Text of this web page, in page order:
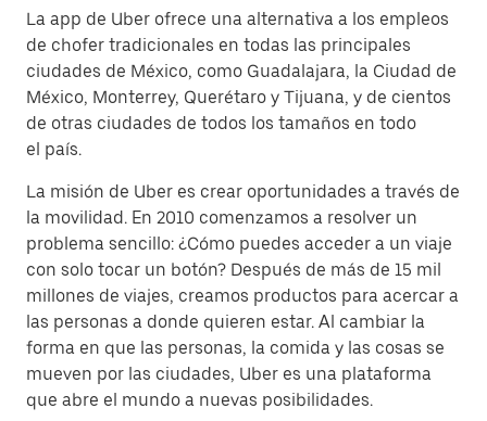
La app de Uber ofrece una alternativa a los empleos
de chofer tradicionales en todas las principales
ciudades de México, como Guadalajara, la Ciudad de
México, Monterrey, Querétaro y Tijuana, y de cientos
de otras ciudades de todos los tamaños en todo
el país.
La misión de Uber es crear oportunidades a través de
la movilidad. En 2010 comenzamos a resolver un
problema sencillo: ¿Cómo puedes acceder a un viaje
con solo tocar un botón? Después de más de 15 mil
millones de viajes, creamos productos para acercar a
las personas a donde quieren estar. Al cambiar la
forma en que las personas, la comida y las cosas se
mueven por las ciudades, Uber es una plataforma
que abre el mundo a nuevas posibilidades.